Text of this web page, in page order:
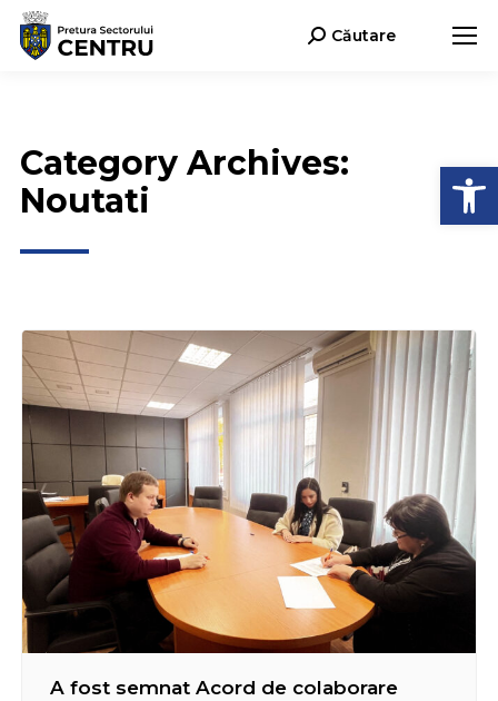
Search:Căutare
Category Archives:
Noutati
A fost semnat Acord de colaborare